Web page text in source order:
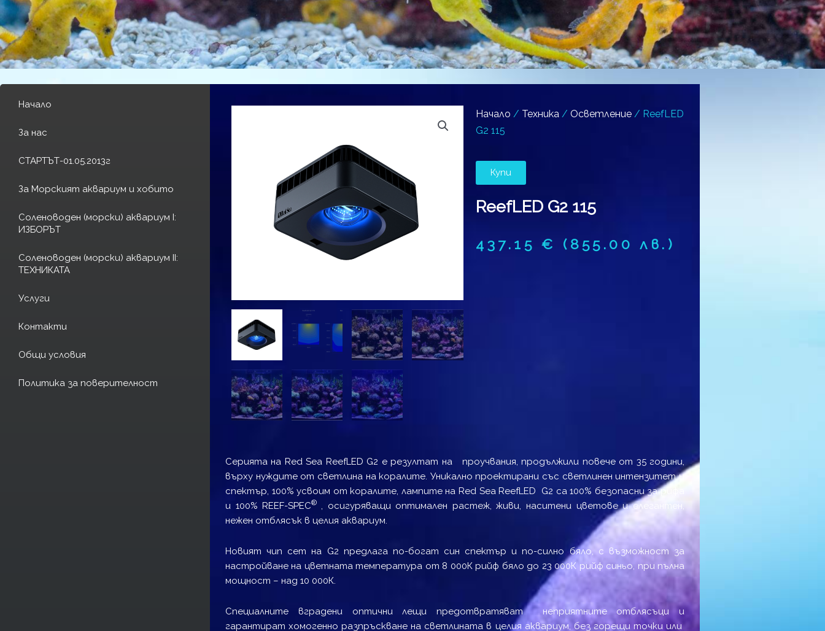
Начало
За нас
СТАРТЪТ-01.05.2013г
За Морският аквариум и хобито
Соленоводен (морски) аквариум I:
ИЗБОРЪТ
Соленоводен (морски) аквариум II:
ТЕХНИКАТА
Услуги
Контакти
Общи условия
Политика за поверителност
Начало / Техника / Осветление/ ReefLED
G2 115
Купи
ReefLED G2 115
437.15€ (855.00 лв.)
Серията на Red Sea ReefLED G2 е резултат на проучвания, продължили повече от 35 години,
върху нуждите от светлина на коралите. Уникално проектирани със светлинен интензитет и
спектър, 100% усвоим от коралите, лампите на Red Sea ReefLED G2 са 100% безопасни за рифа
и 100% REEF-SPEC® , осигуряващи оптимален растеж, живи, наситени цветове и елегантен,
нежен отблясък в целия аквариум.
Новият чип сет на G2 предлага по-богат син спектър и по-силно бяло, с възможност за
настройване на цветната температура от 8 000К рийф бяло до 23 000К рийф синьо, при пълна
мощност – над 10 000К.
Специалните вградени оптични лещи предотвратяват неприятните отблясъци и
гарантират хомогенно разпръскване на светлината в целия аквариум, без горещи точки или